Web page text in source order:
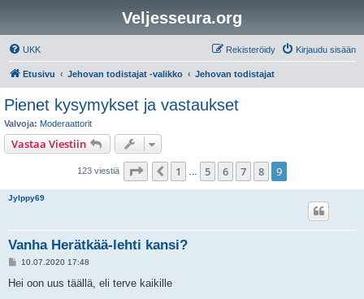
Veljesseura.org
UKK Kirjaudu sisään
Rekisteröidy
Etusivu Jehovan todistajat -valikko Jehovan todistajat
Pienet kysymykset ja vastaukset
Valvoja: Moderaattorit
Vastaa Viestiin
123 viestiä Sivu /9
Edellinen
1 5 6 7 8 9
Jylppy69
Vanha Herätkää-lehti kansi?
V
e
10.07.2020 17:48
Hei oon uus täällä, eli terve kaikille